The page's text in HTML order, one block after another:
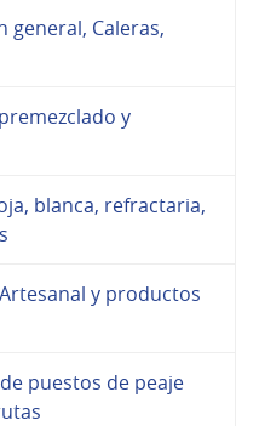
general, Caleras,
y
blanca, refractaria,
y productos
puestos de peaje